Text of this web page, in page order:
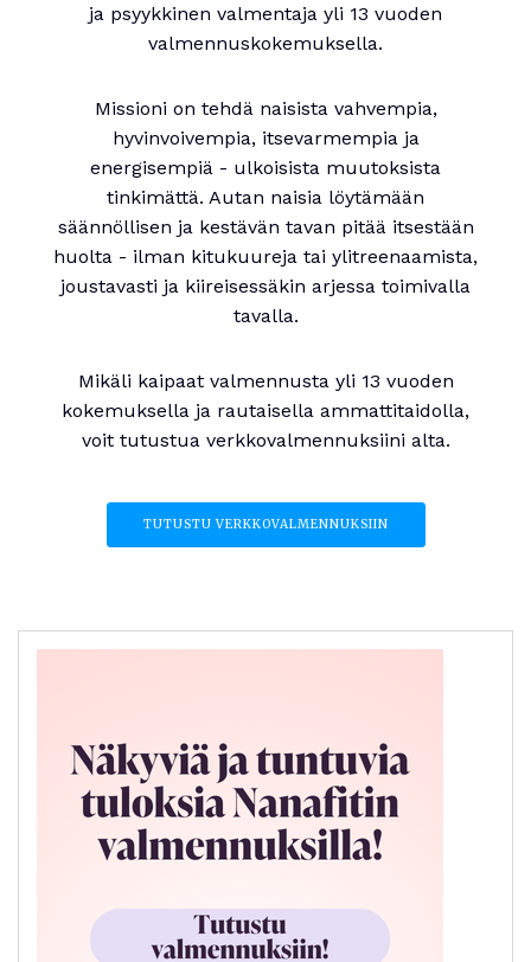
ja psyykkinen valmentaja yli 13 vuoden
valmennuskokemuksella.
Missioni on tehdä naisista vahvempia,
hyvinvoivempia, itsevarmempia ja
energisempiä - ulkoisista muutoksista
tinkimättä. Autan naisia löytämään
säännöllisen ja kestävän tavan pitää itsestään
huolta - ilman kitukuureja tai ylitreenaamista,
joustavasti ja kiireisessäkin arjessa toimivalla
tavalla.
Mikäli kaipaat valmennusta yli 13 vuoden
kokemuksella ja rautaisella ammattitaidolla,
voit tutustua verkkovalmennuksiini alta.
TUTUSTU VERKKOVALMENNUKSIIN